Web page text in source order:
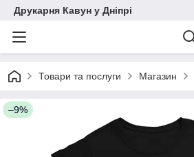
Друкарня Кавун у Дніпрі
Товари та послуги Магазин
–9%